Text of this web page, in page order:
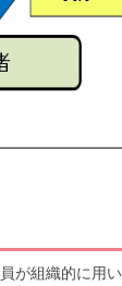
が組織的に用